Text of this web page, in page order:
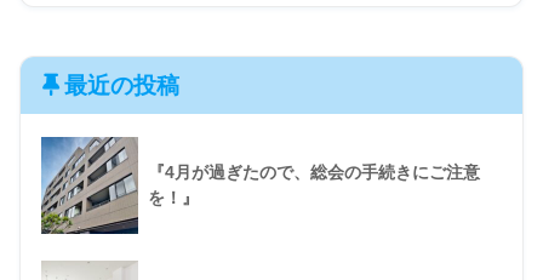
最近の投稿
『4月が過ぎたので、総会の手続きにご注意
を！』